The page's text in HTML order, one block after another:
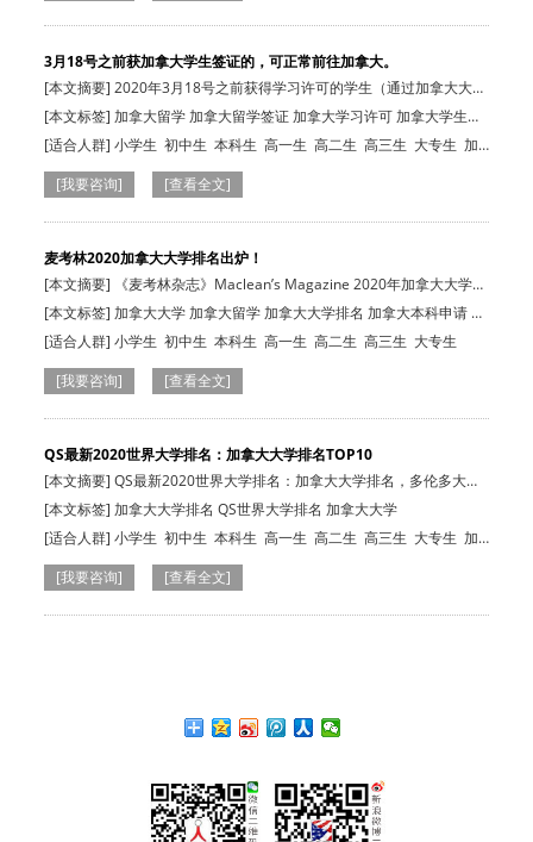
3月18号之前获加拿大学生签证的，可正常前往加拿大。
[本文摘要] 2020年3月18号之前获得学习许可的学生（通过加拿大大签
的学生），…
[本文标签] 加拿大留学 加拿大留学签证 加拿大学习许可 加拿大学生签
证
[适合人群] 小学生 初中生 本科生 高一生 高二生 高三生 大专生 加
拿大在读生
[我要咨询] [查看全文]
麦考林2020加拿大大学排名出炉！
[本文摘要] 《麦考林杂志》Maclean’s Magazine 2020年加拿大大学排
名新鲜出炉…
[本文标签] 加拿大大学 加拿大留学 加拿大大学排名 加拿大本科申请 加
拿大硕士申请
[适合人群] 小学生 初中生 本科生 高一生 高二生 高三生 大专生
[我要咨询]
[查看全文]
QS最新2020世界大学排名：加拿大大学排名TOP10
[本文摘要] QS最新2020世界大学排名：加拿大大学排名，多伦多大
学、麦吉尔大学…
[本文标签] 加拿大大学排名 QS世界大学排名 加拿大大学
[适合人群] 小学生 初中生 本科生 高一生 高二生 高三生 大专生 加
拿大在读生
[我要咨询] [查看全文]